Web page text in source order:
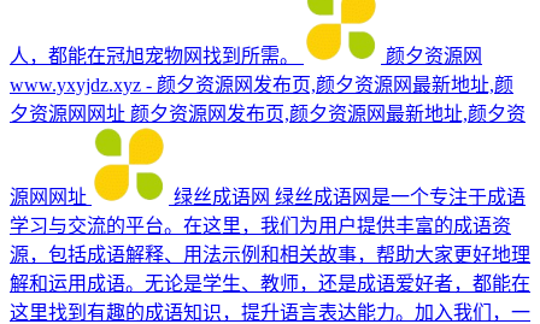
人，都能在冠旭宠物网找到所需。
颜夕资源网
www.yxyjdz.xyz - 颜夕资源网发布页,颜夕资源网最新地址,颜
夕资源网网址 颜夕资源网发布页,颜夕资源网最新地址,颜夕资
源网网址 绿丝成语网 绿丝成语网是一个专注于成语
学习与交流的平台。在这里，我们为用户提供丰富的成语资
源，包括成语解释、用法示例和相关故事，帮助大家更好地理
解和运用成语。无论是学生、教师，还是成语爱好者，都能在
这里找到有趣的成语知识，提升语言表达能力。加入我们，一